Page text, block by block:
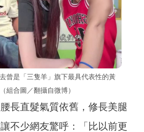
曾是「三隻羊」旗下最具代表性的黃
組合圖／翻攝自微博）
長直髮氣質依舊，修長美腿
不少網友驚呼：「比以前更